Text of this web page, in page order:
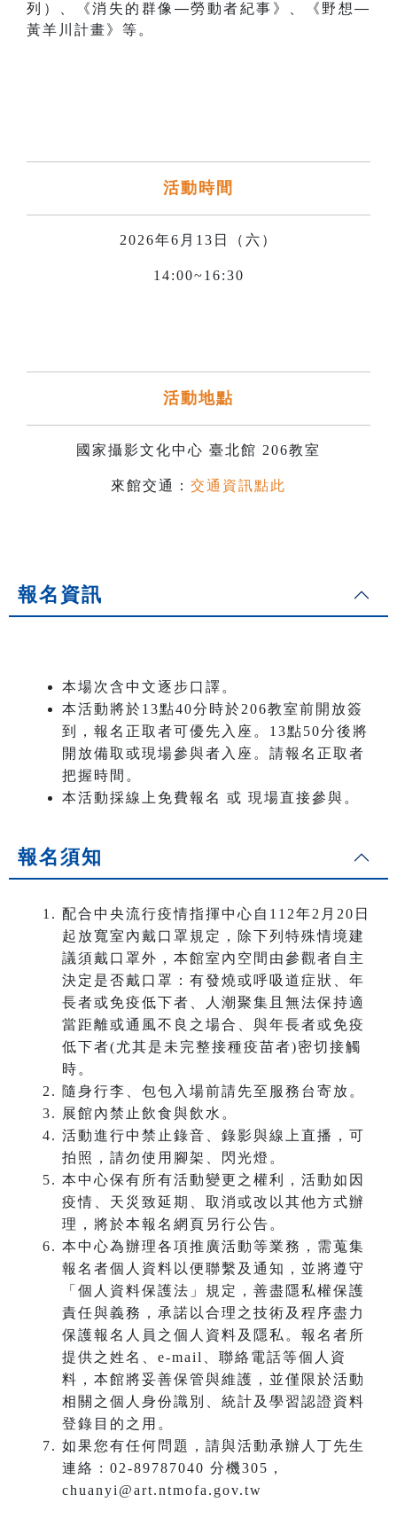
列）、《消失的群像―勞動者紀事》、《野想―
黃羊川計畫》等。
活動時間
2026年6月13日（六）
14:00~16:30
活動地點
國家攝影文化中心 臺北館 206教室
來館交通： 交通資訊點此
報名資訊
本場次含中文逐步口譯。
本活動將於13點40分時於206教室前開放簽
到，報名正取者可優先入座。13點50分後將
開放備取或現場參與者入座。請報名正取者
把握時間。
本活動採線上免費報名 或 現場直接參與。
報名須知
配合中央流行疫情指揮中心自112年2月20日
起放寬室內戴口罩規定，除下列特殊情境建
議須戴口罩外，本館室內空間由參觀者自主
決定是否戴口罩：有發燒或呼吸道症狀、年
長者或免疫低下者、人潮聚集且無法保持適
當距離或通風不良之場合、與年長者或免疫
低下者(尤其是未完整接種疫苗者)密切接觸
時。
隨身行李、包包入場前請先至服務台寄放。
展館內禁止飲食與飲水。
活動進行中禁止錄音、錄影與線上直播，可
拍照，請勿使用腳架、閃光燈。
本中心保有所有活動變更之權利，活動如因
疫情、天災致延期、取消或改以其他方式辦
理，將於本報名網頁另行公告。
本中心為辦理各項推廣活動等業務，需蒐集
報名者個人資料以便聯繫及通知，並將遵守
「個人資料保護法」規定，善盡隱私權保護
責任與義務，承諾以合理之技術及程序盡力
保護報名人員之個人資料及隱私。報名者所
提供之姓名、e-mail、聯絡電話等個人資
料，本館將妥善保管與維護，並僅限於活動
相關之個人身份識別、統計及學習認證資料
登錄目的之用。
如果您有任何問題，請與活動承辦人丁先生
連絡 : 02-89787040 分機305，
chuanyi@art.ntmofa.gov.tw